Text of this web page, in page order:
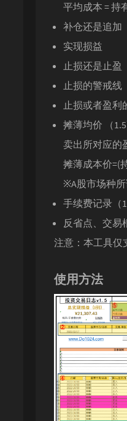
平均成本 = 持
补仓还是追加
实现损益
止损还是止盈
止损的警戒线
止损或者盈利
摊薄均价 （
卖出所对应的
摊薄成本价=(
※A股市场种
手续费记录（
反省点、交易
注意：本工具仅
使用方法